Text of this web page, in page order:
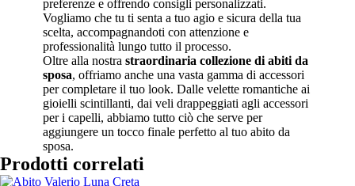
preferenze e offrendo consigli personalizzati.
Vogliamo che tu ti senta a tuo agio e sicura della tua
scelta, accompagnandoti con attenzione e
professionalità lungo tutto il processo.
Oltre alla nostra straordinaria collezione di abiti da
sposa, offriamo anche una vasta gamma di accessori
per completare il tuo look. Dalle velette romantiche ai
gioielli scintillanti, dai veli drappeggiati agli accessori
per i capelli, abbiamo tutto ciò che serve per
aggiungere un tocco finale perfetto al tuo abito da
sposa.
Prodotti correlati